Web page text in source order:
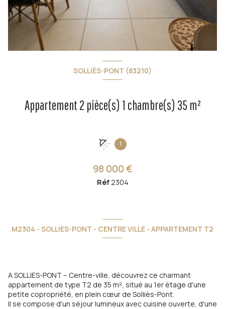
SOLLIÈS-PONT (83210)
Appartement 2 pièce(s) 1 chambre(s) 35 m²
1
98 000 €
Réf2304
M2304 - SOLLIES-PONT - CENTRE VILLE - APPARTEMENT T2
A SOLLIES-PONT – Centre-ville, découvrez ce charmant
appartement de type T2 de 35 m², situé au 1er étage d'une
petite copropriété, en plein cœur de Solliès-Pont.
Il se compose d'un séjour lumineux avec cuisine ouverte, d'une